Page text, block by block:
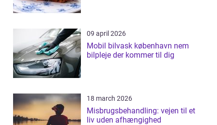
09 april 2026
Mobil bilvask københavn nem
bilpleje der kommer til dig
18 march 2026
Misbrugsbehandling: vejen til et
liv uden afhængighed